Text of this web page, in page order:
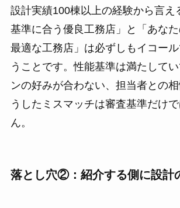
設計実績100棟以上の経験から言え
基準に合う優良工務店」と「あな
最適な工務店」は必ずしもイコー
うことです。性能基準は満たして
ンの好みが合わない、担当者との
うしたミスマッチは審査基準だけ
ん。
落とし穴②：紹介する側に設計